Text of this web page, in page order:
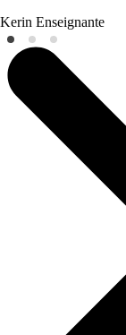
Kerin Enseignante